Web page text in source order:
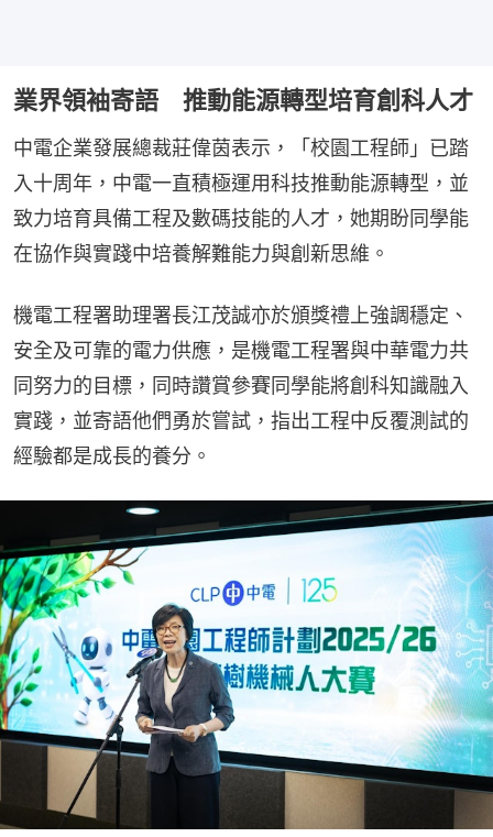
業界領袖寄語 推動能源轉型培育創科人才
中電企業發展總裁莊偉茵表示，「校園工程師」已踏
入十周年，中電一直積極運用科技推動能源轉型，並
致力培育具備工程及數碼技能的人才，她期盼同學能
在協作與實踐中培養解難能力與創新思維。
機電工程署助理署長江茂誠亦於頒獎禮上強調穩定、
安全及可靠的電力供應，是機電工程署與中華電力共
同努力的目標，同時讚賞參賽同學能將創科知識融入
實踐，並寄語他們勇於嘗試，指出工程中反覆測試的
經驗都是成長的養分。